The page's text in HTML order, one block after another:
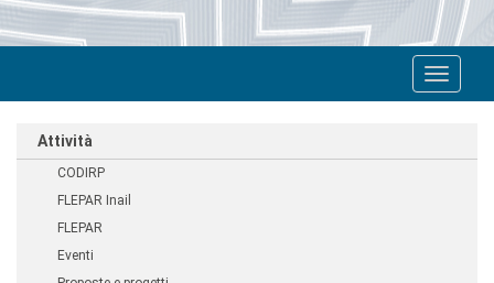
Toggle
Attività
CODIRP
FLEPAR Inail
FLEPAR
Eventi